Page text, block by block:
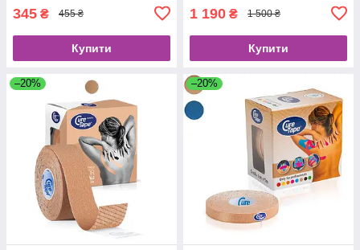
345 ₴ 455 ₴
Купити
1 190 ₴ 1 500 ₴
Купити
–20% –20%